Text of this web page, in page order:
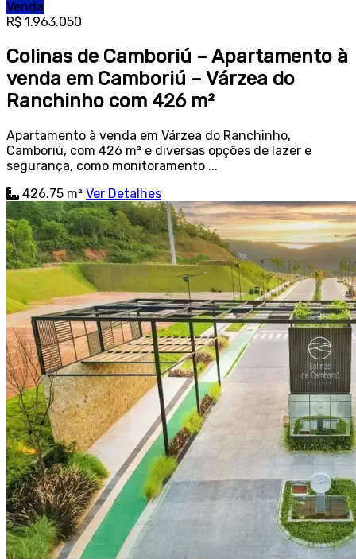
Venda
R$ 1.963.050
Colinas de Camboriú – Apartamento à
venda em Camboriú – Várzea do
Ranchinho com 426 m²
Apartamento à venda em Várzea do Ranchinho,
Camboriú, com 426 m² e diversas opções de lazer e
segurança, como monitoramento ...
426.75 m² Ver Detalhes